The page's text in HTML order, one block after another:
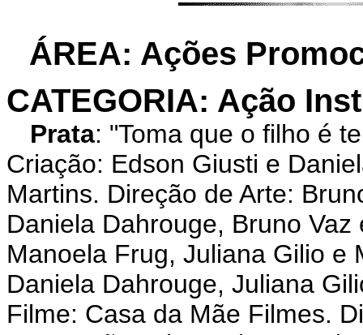
ÁREA: Ações
CATEGORIA: Ação
Prata: "Toma que o filho é
Criação: Edson Giusti e
Martins. Direção de Arte:
Daniela Dahrouge, Bruno
Manoela Frug, Juliana Gilio e
Daniela Dahrouge, Juliana
Filme: Casa da Mãe Filmes.